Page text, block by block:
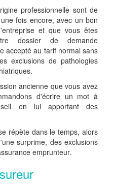
professionnelle sont de
fois encore, avec un bon
et que vous êtes
dossier de demande
accepté au tarif normal sans
exclusions de pathologies
ancienne que vous avez
d'écrire un mot à
en lui apportant des
répète dans le temps, alors
surprime, des exclusions
emprunteur.